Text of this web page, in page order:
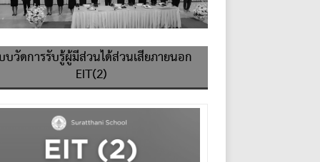
วัดการรับรู้ผู้มีส่วนได้ส่วนเสียภายนอก
EIT(2)